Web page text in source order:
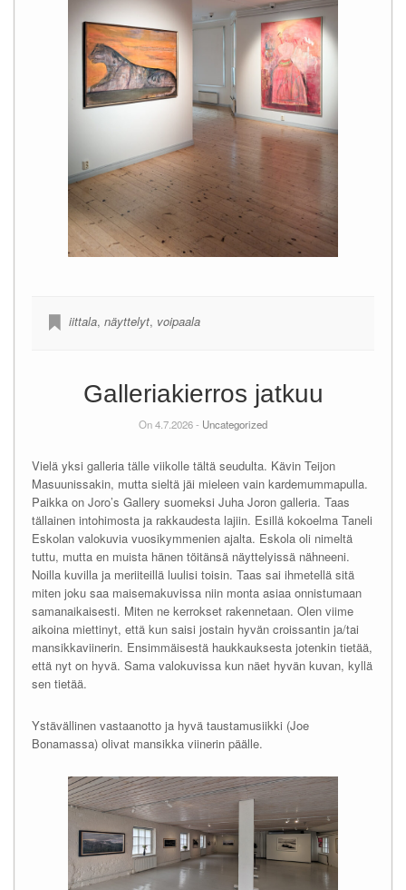
iittala, näyttelyt, voipaala
Galleriakierros jatkuu
On 4.7.2026 - Uncategorized
Vielä yksi galleria tälle viikolle tältä seudulta. Kävin Teijon
Masuunissakin, mutta sieltä jäi mieleen vain kardemummapulla.
Paikka on Joro’s Gallery suomeksi Juha Joron galleria. Taas
tällainen intohimosta ja rakkaudesta lajiin. Esillä kokoelma Taneli
Eskolan valokuvia vuosikymmenien ajalta. Eskola oli nimeltä
tuttu, mutta en muista hänen töitänsä näyttelyissä nähneeni.
Noilla kuvilla ja meriiteillä luulisi toisin. Taas sai ihmetellä sitä
miten joku saa maisemakuvissa niin monta asiaa onnistumaan
samanaikaisesti. Miten ne kerrokset rakennetaan. Olen viime
aikoina miettinyt, että kun saisi jostain hyvän croissantin ja/tai
mansikkaviinerin. Ensimmäisestä haukkauksesta jotenkin tietää,
että nyt on hyvä. Sama valokuvissa kun näet hyvän kuvan, kyllä
sen tietää.
Ystävällinen vastaanotto ja hyvä taustamusiikki (Joe
Bonamassa) olivat mansikka viinerin päälle.